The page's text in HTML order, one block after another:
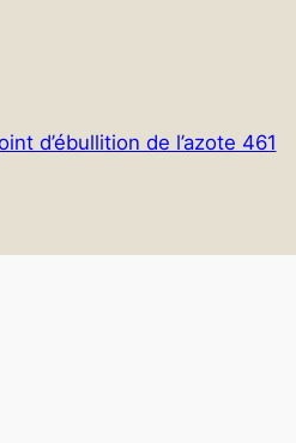
d’ébullition de l’azote 461